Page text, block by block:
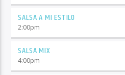
SALSA A MI ESTILO
2:00pm
SALSA MIX
4:00pm